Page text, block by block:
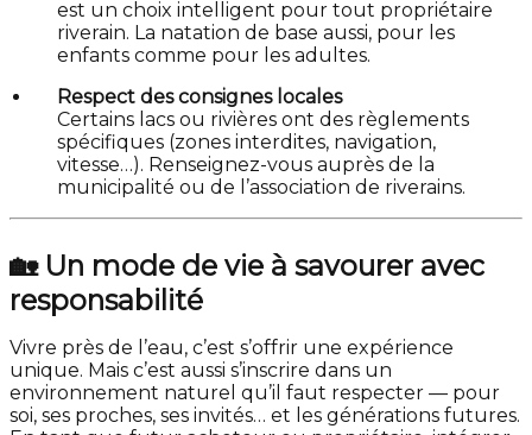
est un choix intelligent pour tout propriétaire
riverain. La natation de base aussi, pour les
enfants comme pour les adultes.
Respect des consignes locales
Certains lacs ou rivières ont des règlements
spécifiques (zones interdites, navigation,
vitesse…). Renseignez-vous auprès de la
municipalité ou de l’association de riverains.
🏡 Un mode de vie à savourer avec
responsabilité
Vivre près de l’eau, c’est s’offrir une expérience
unique. Mais c’est aussi s’inscrire dans un
environnement naturel qu’il faut respecter — pour
soi, ses proches, ses invités… et les générations futures.